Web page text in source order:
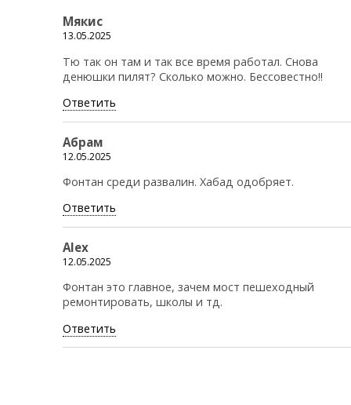
Мякис
13.05.2025
Тю так он там и так все время работал. Снова
денюшки пилят? Сколько можно. Бессовестно!!
Ответить
Абрам
12.05.2025
Фонтан среди развалин. Хабад одобряет.
Ответить
Alex
12.05.2025
Фонтан это главное, зачем мост пешеходный
ремонтировать, школы и тд.
Ответить